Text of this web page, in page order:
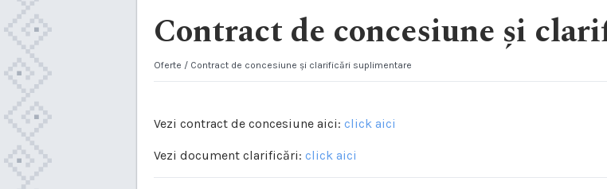
Contract de concesiune și
Oferte / Contract de concesiune și clarificări suplimentare
Vezi contract de concesiune aici: click aici
Vezi document clarificări: click aici